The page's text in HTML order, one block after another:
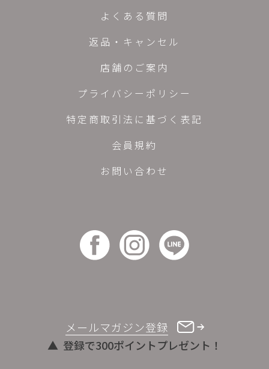
メールマガジン登録
登録で300ポイントプレゼント！
よくある質問
返品・キャンセル
店舗のご案内
プライバシーポリシー
特定商取引法に基づく表記
会員規約
お問い合わせ